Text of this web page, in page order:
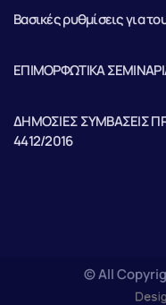
Βασικές ρυθμίσεις για
ΕΠΙΜΟΡΦΩΤΙΚΑ
ΔΗΜΟΣΙΕΣ ΣΥΜΒΑΣΕΙΣ
4412/2016
© All